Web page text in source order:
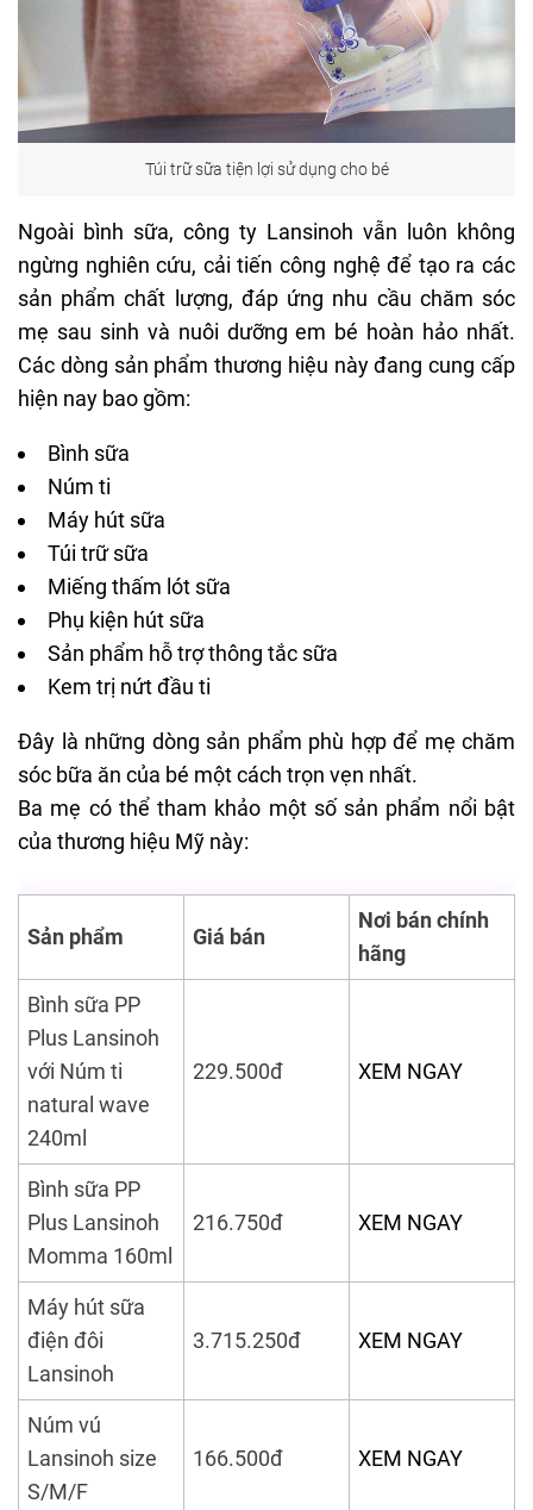
Túi trữ sữa tiện lợi sử dụng cho bé
Ngoài bình sữa, công ty Lansinoh vẫn luôn không
ngừng nghiên cứu, cải tiến công nghệ để tạo ra các
sản phẩm chất lượng, đáp ứng nhu cầu chăm sóc
mẹ sau sinh và nuôi dưỡng em bé hoàn hảo nhất.
Các dòng sản phẩm thương hiệu này đang cung cấp
hiện nay bao gồm:
Bình sữa
Núm ti
Máy hút sữa
Túi trữ sữa
Miếng thấm lót sữa
Phụ kiện hút sữa
Sản phẩm hỗ trợ thông tắc sữa
Kem trị nứt đầu ti
Đây là những dòng sản phẩm phù hợp để mẹ chăm
sóc bữa ăn của bé một cách trọn vẹn nhất.
Ba mẹ có thể tham khảo một số sản phẩm nổi bật
của thương hiệu Mỹ này:
Sản phẩm Giá bán
Nơi bán chính
hãng
Bình sữa PP
Plus Lansinoh
với Núm ti
natural wave
240ml
229.500đ XEM NGAY
Bình sữa PP
Plus Lansinoh
Momma 160ml
216.750đ XEM NGAY
Máy hút sữa
điện đôi
Lansinoh
3.715.250đ XEM NGAY
Núm vú
Lansinoh size
S/M/F
166.500đ XEM NGAY